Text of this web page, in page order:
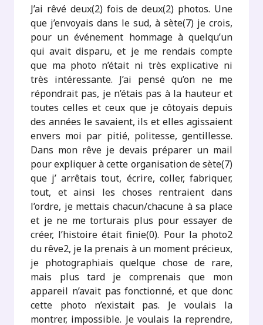
J’ai rêvé deux(2) fois de deux(2) photos. Une
que j’envoyais dans le sud, à sète(7) je crois,
pour un événement hommage à quelqu’un
qui avait disparu, et je me rendais compte
que ma photo n’était ni très explicative ni
très intéressante. J’ai pensé qu’on ne me
répondrait pas, je n’étais pas à la hauteur et
toutes celles et ceux que je côtoyais depuis
des années le savaient, ils et elles agissaient
envers moi par pitié, politesse, gentillesse.
Dans mon rêve je devais préparer un mail
pour expliquer à cette organisation de sète(7)
que j’ arrêtais tout, écrire, coller, fabriquer,
tout, et ainsi les choses rentraient dans
l’ordre, je mettais chacun/chacune à sa place
et je ne me torturais plus pour essayer de
créer, l’histoire était finie(0). Pour la photo2
du rêve2, je la prenais à un moment précieux,
je photographiais quelque chose de rare,
mais plus tard je comprenais que mon
appareil n’avait pas fonctionné, et que donc
cette photo n’existait pas. Je voulais la
montrer, impossible. Je voulais la reprendre,